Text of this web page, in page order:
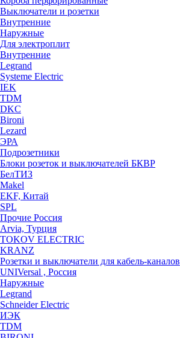
Выключатели и розетки
Внутренние
Наружные
Для электроплит
Внутренние
Legrand
Systeme Electric
IEK
TDM
DKC
Bironi
Lezard
ЭРА
Подрозетники
Блоки розеток и выключателей БКВР
БелТИЗ
Makel
EKF, Китай
SPL
Прочие Россия
Arvia, Турция
TOKOV ELECTRIC
KRANZ
Розетки и выключатели для кабель-каналов
UNIVersal , Россия
Наружные
Legrand
Schneider Electric
ИЭК
TDM